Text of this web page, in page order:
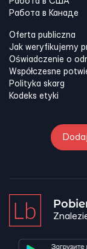
Работа в Канадe
Oferta publiczna
Jak weryfikujemy
Oświadczenie o
Współczesne
Polityka skarg
Kodeks etyki